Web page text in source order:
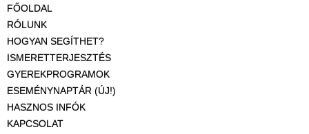
FŐOLDAL
RÓLUNK
HOGYAN SEGÍTHET?
ISMERETTERJESZTÉS
GYEREKPROGRAMOK
ESEMÉNYNAPTÁR (ÚJ!)
HASZNOS INFÓK
KAPCSOLAT